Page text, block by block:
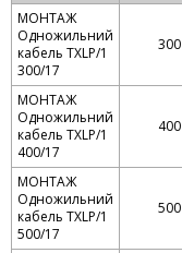
МОНТАЖ
Одножильний
кабель TXLP/1
300/17
300
МОНТАЖ
Одножильний
кабель TXLP/1
400/17
400
МОНТАЖ
Одножильний
кабель TXLP/1
500/17
500